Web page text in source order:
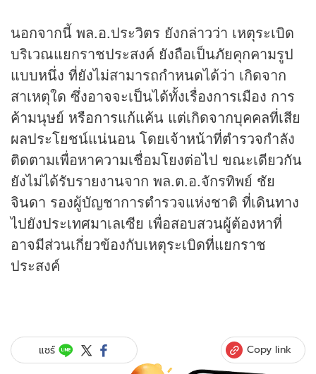
นอกจากนี้ พล.อ.ประวิตร ยังกล่าวว่า เหตุระเบิด
บริเวณแยกราชประสงค์ ยังถือเป็นภัยคุกคามรูป
แบบหนึ่ง ที่ยังไม่สามารถกำหนดได้ว่า เกิดจาก
สาเหตุใด ซึ่งอาจจะเป็นได้ทั้งเรื่องการเมือง การ
ค้ามนุษย์ หรือการแก้แค้น แต่เกิดจากบุคคลที่เสีย
ผลประโยชน์แน่นอน โดยเจ้าหน้าที่ตำรวจกำลัง
ติดตามเพื่อหาความเชื่อมโยงต่อไป ขณะเดียวกัน
ยังไม่ได้รับรายงานจาก พล.ต.อ.จักรทิพย์ ชัย
จินดา รองผู้บัญชาการตำรวจแห่งชาติ ที่เดินทาง
ไปยังประเทศมาเลเซีย เพื่อสอบสวนผู้ต้องหาที่
อาจมีส่วนเกี่ยวข้องกับเหตุระเบิดที่แยกราช
ประสงค์
แชร์ Copy link